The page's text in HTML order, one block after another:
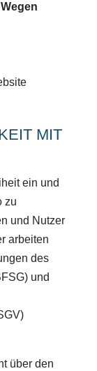
MIT
ein und
zu
und Nutzer
arbeiten
des
und
über den